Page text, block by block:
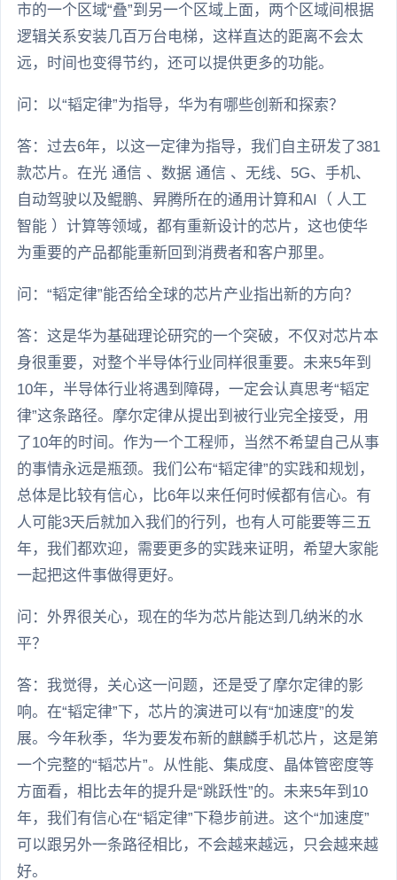
市的一个区域“叠”到另一个区域上面，两个区域间根据
逻辑关系安装几百万台电梯，这样直达的距离不会太
远，时间也变得节约，还可以提供更多的功能。
问：以“韬定律”为指导，华为有哪些创新和探索？
答：过去6年，以这一定律为指导，我们自主研发了381
款芯片。在光 通信 、数据 通信 、无线、5G、手机、
自动驾驶以及鲲鹏、昇腾所在的通用计算和AI（ 人工
智能 ）计算等领域，都有重新设计的芯片，这也使华
为重要的产品都能重新回到消费者和客户那里。
问：“韬定律”能否给全球的芯片产业指出新的方向？
答：这是华为基础理论研究的一个突破，不仅对芯片本
身很重要，对整个半导体行业同样很重要。未来5年到
10年，半导体行业将遇到障碍，一定会认真思考“韬定
律”这条路径。摩尔定律从提出到被行业完全接受，用
了10年的时间。作为一个工程师，当然不希望自己从事
的事情永远是瓶颈。我们公布“韬定律”的实践和规划，
总体是比较有信心，比6年以来任何时候都有信心。有
人可能3天后就加入我们的行列，也有人可能要等三五
年，我们都欢迎，需要更多的实践来证明，希望大家能
一起把这件事做得更好。
问：外界很关心，现在的华为芯片能达到几纳米的水
平？
答：我觉得，关心这一问题，还是受了摩尔定律的影
响。在“韬定律”下，芯片的演进可以有“加速度”的发
展。今年秋季，华为要发布新的麒麟手机芯片，这是第
一个完整的“韬芯片”。从性能、集成度、晶体管密度等
方面看，相比去年的提升是“跳跃性”的。未来5年到10
年，我们有信心在“韬定律”下稳步前进。这个“加速度”
可以跟另外一条路径相比，不会越来越远，只会越来越
好。